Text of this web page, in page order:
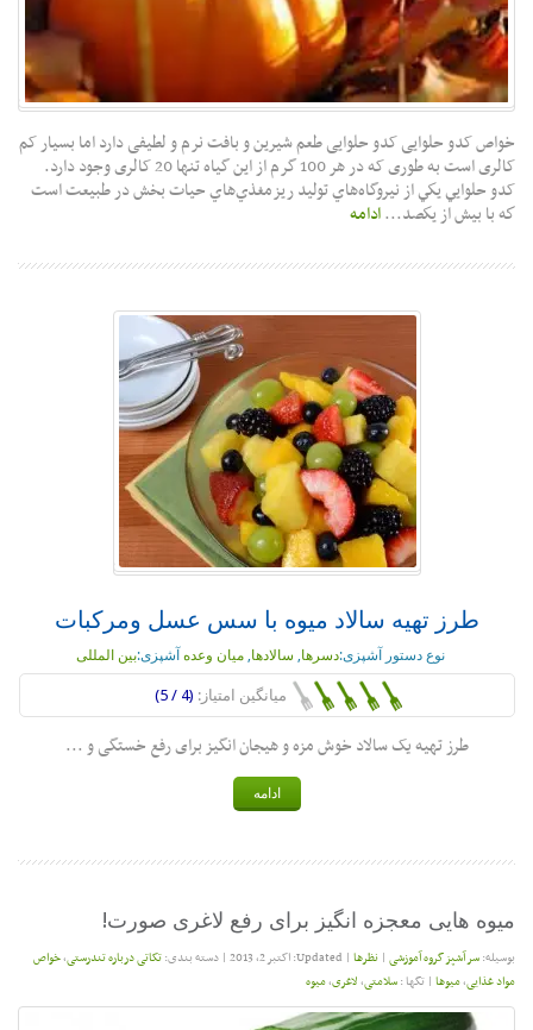
خواص کدو حلوایی کدو حلوایی طعم شیرین و بافت نرم و لطیفی دارد اما بسیار کم
کالری است به طوری‌ که در هر 100 گرم از این گیاه تنها 20 کالری وجود دارد.
کدو حلوايي يكي از نيروگاه‌هاي توليد ريزمغذي‌هاي حيات بخش در طبيعت است
كه با بيش از يكصد...ادامه
طرز تهیه سالاد میوه با سس عسل ومرکبات
نوع دستور آشپزی:دسرها سالادها میان وعده آشپزی:بین المللی
میانگین امتیاز: (4 / 5)
طرز تهیه یک سالاد خوش مزه و هیجان انگیز برای رفع خستگی و ...
ادامه
میوه هایی معجزه انگیز برای رفع لاغری صورت!
بوسیله:سر آشپز گروه آموزشی | نظرها | Updated: اکتبر 2, 2013 | دسته بندی:تکاتی درباره تندرستی,خواص
مواد غذایی,میوها | تگها :سلامتی,لاغری,میوه